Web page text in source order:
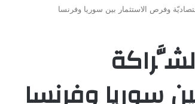
وفرص الاستثمار بين سوريا وفرنسا